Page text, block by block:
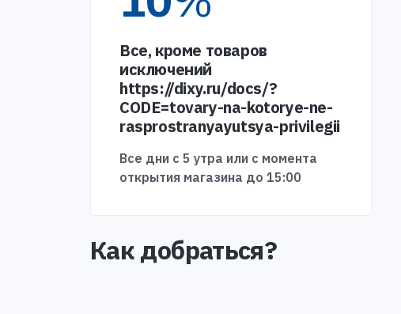
Все, кроме товаров
исключений
https://dixy.ru/docs/?
CODE=tovary-na-kotorye-ne-
rasprostranyayutsya-privilegii
Все дни с 5 утра или с момента
открытия магазина до 15:00
Как добраться?